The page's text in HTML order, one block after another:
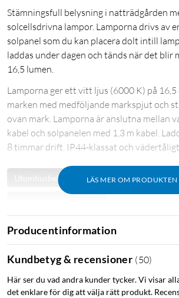
Stämningsfull belysning i natträdgården
solcellsdrivna lampor. Lamporna drivs av
solpanel som du kan placera dolt intill
laddas under dagen och tänds när det blir
16,5 lumen.
LÄS MER OM PRODUKTEN
Lamporna ger ett vitt ljus (6000 K) på 16,5
marken med medföljande markspjut och
ovan mark. Lamporna är anslutna mellan
kabel och solpanelen med 1,3 m kabel.
8 timmar drift. IP44-klassat och
Utomhusbelysning Utomhuslampa
Producentinformation
Kundbetyg & recensioner (50)
Här ser du vad andra kunder tycker. Vi visar
det enklare för dig att välja rätt produkt.